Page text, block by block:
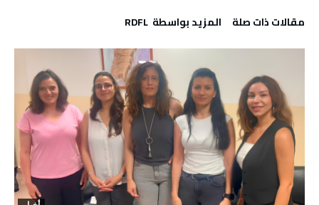
‫مقالات ذات صلة‬ ‫‫المزيد بواسطة‬ ‬ RDFL